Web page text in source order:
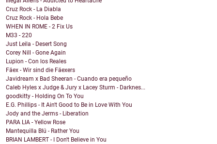
Cruz Rock - La Diabla
Cruz Rock - Hola Bebe
WHEN IN ROME - 2 Fix Us
M33 - 220
Just Leila - Desert Song
Corey Nill - Gone Again
Lupion - Con los Reales
Fäex - Wir sind die Fäexers
Javidream x Bad Sheeran - Cuando era pequeño
Caleb Hyles x Judge & Jury x Lacey Sturm - Darknes...
goodkitty - Holding On To You
E.G. Phillips - It Ain't Good to Be in Love With You
Jody and the Jerms - Liberation
PARA LIA - Yellow Rose
Mantequilla Blü - Rather You
BRIAN LAMBERT - I Don't Believe in You